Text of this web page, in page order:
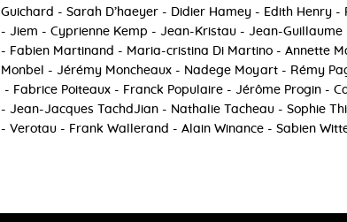
Guichard - Sarah D’haeyer - Didier Hamey - Edith Henry
- Jiem - Cyprienne Kemp - Jean-Kristau - Jean-
- Fabien Martinand - Maria-cristina Di Martino - Annette
Monbel - Jérémy Moncheaux - Nadege Moyart - Rémy
- Fabrice Poiteaux - Franck Populaire - Jérôme Progin -
- Jean-Jacques TachdJian - Nathalie Tacheau - Sophie
- Verotau - Frank Wallerand - Alain Winance - Sabien